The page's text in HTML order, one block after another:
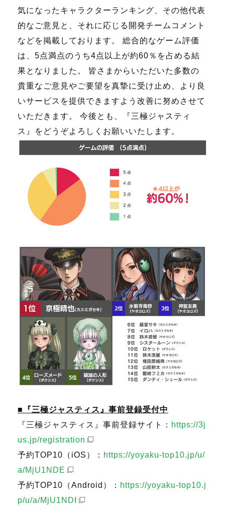
気になったキャラクターランキング、その他代表
的なご意見と、それに応じる開発チームコメント
などを掲載しております。 総合的なゲーム評価
は、5点満点のうち4点以上が約60％を占める結
果となりました。 皆さまからいただいた多数の
貴重なご意見やご要望を真摯に受け止め、より良
いサービスを提供できますよう改善に努めさせて
いただきます。 今後とも、『三極ジャスティ
ス』をどうぞよろしくお願いいたします。
■『三極ジャスティス』事前登録受付中
『三極ジャスティス』事前登録サイト： https://3j
us.jp/registration
予約TOP10（iOS）： https://yoyaku-top10.jp/u/
a/MjU1NDE
予約TOP10（Android）： https://yoyaku-top10.j
p/u/a/MjU1NDI